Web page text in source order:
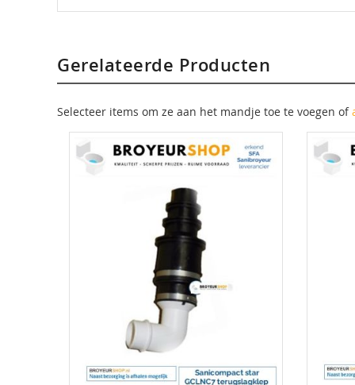
Gerelateerde Producten
Selecteer items om ze aan het mandje toe te voegen of